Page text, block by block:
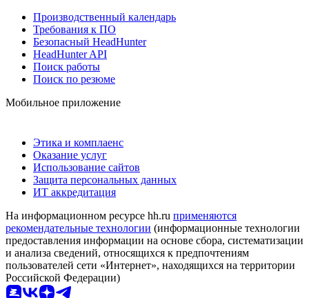
Производственный календарь
Требования к ПО
Безопасный HeadHunter
HeadHunter API
Поиск работы
Поиск по резюме
Мобильное приложение
Этика и комплаенс
Оказание услуг
Использование сайтов
Защита персональных данных
ИТ аккредитация
На информационном ресурсе hh.ru применяются
рекомендательные технологии (информационные технологии
предоставления информации на основе сбора, систематизации
и анализа сведений, относящихся к предпочтениям
пользователей сети «Интернет», находящихся на территории
Российской Федерации)